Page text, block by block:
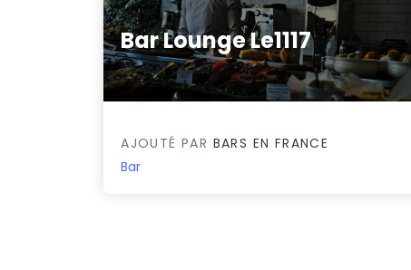
Bar Lounge Le1117
0/5
AJOUTÉ PAR BARS EN FRANCE
Bar